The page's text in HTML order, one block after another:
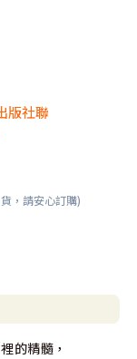
版社聯
，請安心訂購)
的精髓，